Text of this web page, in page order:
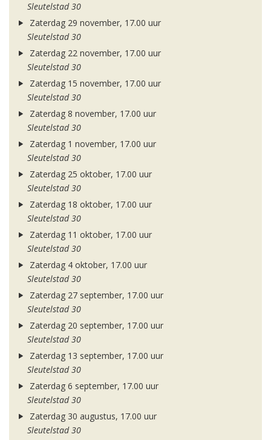
Sleutelstad 30
Zaterdag 29 november, 17.00 uur
Sleutelstad 30
Zaterdag 22 november, 17.00 uur
Sleutelstad 30
Zaterdag 15 november, 17.00 uur
Sleutelstad 30
Zaterdag 8 november, 17.00 uur
Sleutelstad 30
Zaterdag 1 november, 17.00 uur
Sleutelstad 30
Zaterdag 25 oktober, 17.00 uur
Sleutelstad 30
Zaterdag 18 oktober, 17.00 uur
Sleutelstad 30
Zaterdag 11 oktober, 17.00 uur
Sleutelstad 30
Zaterdag 4 oktober, 17.00 uur
Sleutelstad 30
Zaterdag 27 september, 17.00 uur
Sleutelstad 30
Zaterdag 20 september, 17.00 uur
Sleutelstad 30
Zaterdag 13 september, 17.00 uur
Sleutelstad 30
Zaterdag 6 september, 17.00 uur
Sleutelstad 30
Zaterdag 30 augustus, 17.00 uur
Sleutelstad 30